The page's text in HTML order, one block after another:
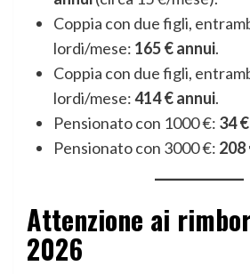
Coppia con due figli,
lordi/mese: 165 € annui.
Coppia con due figli,
lordi/mese:414 € annui.
Pensionato con 1000 €: 34
Pensionato con 3000 €: 208
Attenzione ai
2026